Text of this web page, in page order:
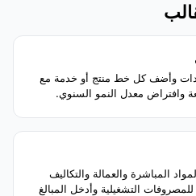
وأضف كل خط منتج أو خدمة مع
وافتراض معدل النمو السنوي.
المباشرة والعمالة والتكاليف
التشغيلية وأدخل المبالغ